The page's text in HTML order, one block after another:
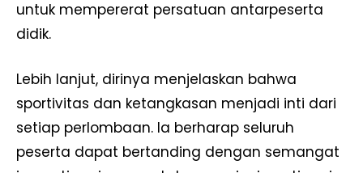
untuk mempererat persatuan antarpeserta
didik.
Lebih lanjut, dirinya menjelaskan bahwa
sportivitas dan ketangkasan menjadi inti dari
setiap perlombaan. Ia berharap seluruh
peserta dapat bertanding dengan semangat